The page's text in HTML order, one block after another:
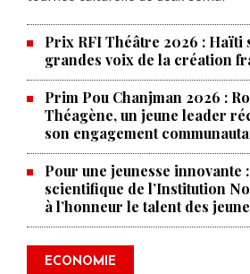
Prix RFI Théâtre 2026 : Haïti
grandes voix de la création
Prim Pou Chanjman 2026 :
Théagène, un jeune leader
son engagement
Pour une jeunesse innovante
scientifique de l’Institution
à l’honneur le talent des
ECONOMIE
Produire le savoir
transformer Haïti :
2ᵉ édition de ses